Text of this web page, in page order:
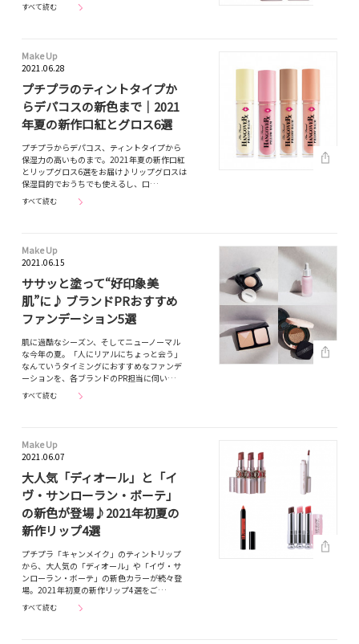
すべて読む
Make Up
2021.06.28
プチプラのティントタイプか
らデパコスの新色まで｜2021
年夏の新作口紅とグロス6選
プチプラからデパコス、ティントタイプから
保湿力の高いものまで。2021年夏の新作口紅
とリップグロス6選をお届け♪リップグロスは
保湿目的でおうちでも使えるし、口…
すべて読む
Make Up
2021.06.15
ササッと塗って“好印象美
肌”に♪ ブランドPRおすすめ
ファンデーション5選
肌に過酷なシーズン、そしてニューノーマル
な今年の夏。「人にリアルにちょっと会う」
なんていうタイミングにおすすめなファンデ
ーションを、各ブランドのPR担当に伺い…
すべて読む
Make Up
2021.06.07
大人気「ディオール」と「イ
ヴ・サンローラン・ボーテ」
の新色が登場♪2021年初夏の
新作リップ4選
プチプラ「キャンメイク」のティントリップ
から、大人気の「ディオール」や「イヴ・サ
ンローラン・ボーテ」の新色カラーが続々登
場。2021年初夏の新作リップ4選をご…
すべて読む